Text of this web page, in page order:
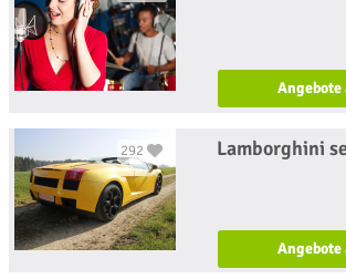
Angebote
292 Lamborghini
Angebote